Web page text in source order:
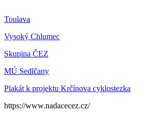
Toulava
Vysoký Chlumec
Skupina ČEZ
MÚ Sedlčany
Plakát k projektu Krčínova cyklostezka
https://www.nadacecez.cz/